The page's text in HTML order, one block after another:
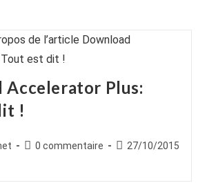
Accelerator Plus:
!
Commentaires
0 commentaire
Publication
27/10/2015